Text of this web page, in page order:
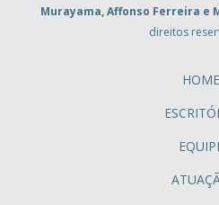
Murayama, Affonso Ferreira e
direitos
HOME